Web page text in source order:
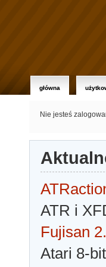
główna
Nie jesteś
ATR i
Fujisan
Atari 8-